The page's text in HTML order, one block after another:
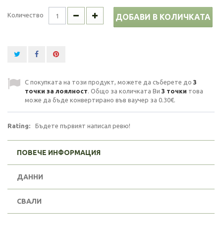
Количество ДОБАВИ В КОЛИЧКАТА
С покупката на този продукт, можете да съберете до 3
точки за лоялност. Общо за количката Ви 3 точки това
може да бъде конвертирано във ваучер за 0.30€.
Rating: Бъдете първият написал ревю!
ПОВЕЧЕ ИНФОРМАЦИЯ
ДАННИ
СВАЛИ